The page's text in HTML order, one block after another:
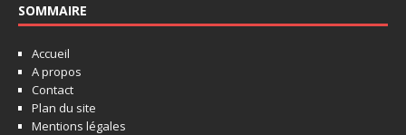
SOMMAIRE
Accueil
A propos
Contact
Plan du site
Mentions légales